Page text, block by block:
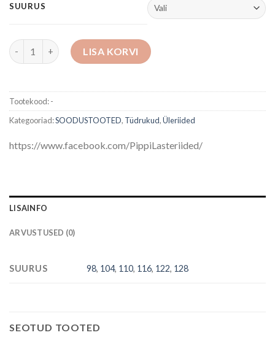
SUURUS
Kasukas kogus LISA KORVI
Tootekood:-
Kategooriad:SOODUSTOOTED, Tüdrukud,Üleriided
https://www.facebook.com/PippiLasteriided/
LISAINFO
ARVUSTUSED (0)
SUURUS 98, 104, 110, 116, 122, 128
SEOTUD TOOTED